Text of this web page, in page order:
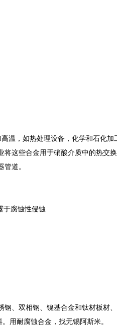
温，如热处理设备，化学和石化
这些合金用于硝酸介质中的热交
道。
于腐蚀性侵蚀
、双相钢、镍基合金和钛材板材
用耐腐蚀合金，找无锡阿斯米。